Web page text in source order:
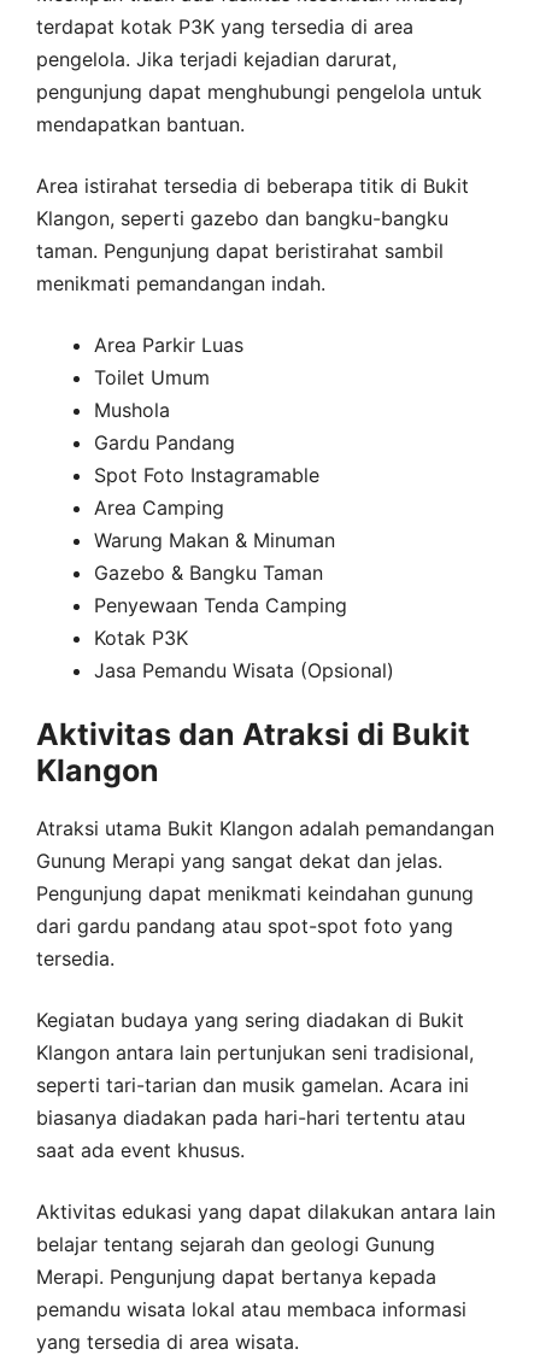
terdapat kotak P3K yang tersedia di area
pengelola. Jika terjadi kejadian darurat,
pengunjung dapat menghubungi pengelola untuk
mendapatkan bantuan.
Area istirahat tersedia di beberapa titik di Bukit
Klangon, seperti gazebo dan bangku-bangku
taman. Pengunjung dapat beristirahat sambil
menikmati pemandangan indah.
Area Parkir Luas
Toilet Umum
Mushola
Gardu Pandang
Spot Foto Instagramable
Area Camping
Warung Makan & Minuman
Gazebo & Bangku Taman
Penyewaan Tenda Camping
Kotak P3K
Jasa Pemandu Wisata (Opsional)
Aktivitas dan Atraksi di Bukit
Klangon
Atraksi utama Bukit Klangon adalah pemandangan
Gunung Merapi yang sangat dekat dan jelas.
Pengunjung dapat menikmati keindahan gunung
dari gardu pandang atau spot-spot foto yang
tersedia.
Kegiatan budaya yang sering diadakan di Bukit
Klangon antara lain pertunjukan seni tradisional,
seperti tari-tarian dan musik gamelan. Acara ini
biasanya diadakan pada hari-hari tertentu atau
saat ada event khusus.
Aktivitas edukasi yang dapat dilakukan antara lain
belajar tentang sejarah dan geologi Gunung
Merapi. Pengunjung dapat bertanya kepada
pemandu wisata lokal atau membaca informasi
yang tersedia di area wisata.